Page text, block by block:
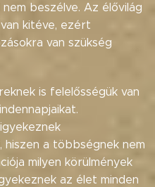
beszélve. Az élővilág
kitéve, ezért
van szükség
is felelősségük van
a többségnek nem
milyen körülmények
az élet minden